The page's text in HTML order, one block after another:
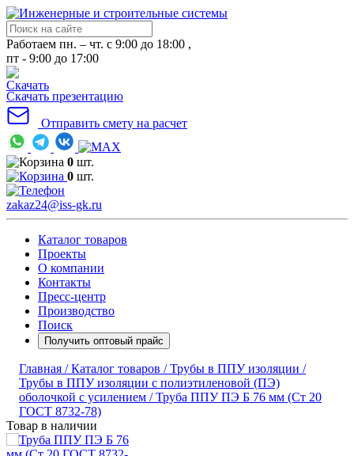
Работаем пн. – чт. с 9:00 до 18:00 ,
пт - 9:00 до 17:00
Скачать презентацию
Отправить смету на расчет
0 шт.
0 шт.
zakaz24@iss-gk.ru
Каталог товаров
Проекты
О компании
Контакты
Пресс-центр
Производство
Поиск
Получить оптовый прайс
Главная /Каталог товаров /Трубы в ППУ изоляции /
Трубы в ППУ изоляции с полиэтиленовой (ПЭ)
оболочкой с усилением /Труба ППУ ПЭ Б 76 мм (Ст 20
ГОСТ 8732-78)
Товар в наличии